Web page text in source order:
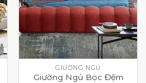
GIƯỜNG NGỦ
Giường Ngủ Bọc Đệm